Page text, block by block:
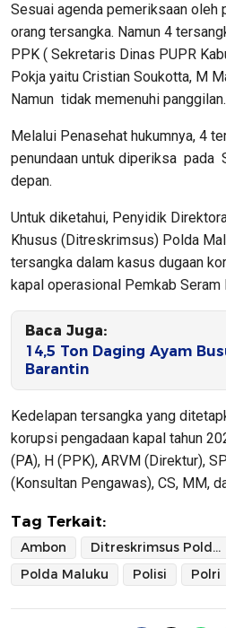
Sesuai agenda pemeriksaan oleh
orang tersangka. Namun 4
PPK ( Sekretaris Dinas PUPR
Pokja yaitu Cristian Soukotta, M
Namun tidak memenuhi panggilan.
Melalui Penasehat hukumnya, 4
penundaan untuk diperiksa pada
depan.
Untuk diketahui, Penyidik
Khusus (Ditreskrimsus) Polda
tersangka dalam kasus dugaan
kapal operasional Pemkab Seram
Baca Juga:
14,5 Ton Daging Ayam
Barantin
Kedelapan tersangka yang
korupsi pengadaan kapal tahun
(PA), H (PPK), ARVM (Direktur),
(Konsultan Pengawas), CS, MM,
Tag Terkait:
Ambon Ditreskrimsus Polda Maluku
Polda Maluku
Polisi Polri